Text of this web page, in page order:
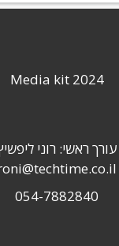
Media kit 2024
עורך ראשי: רוני
054-7882840